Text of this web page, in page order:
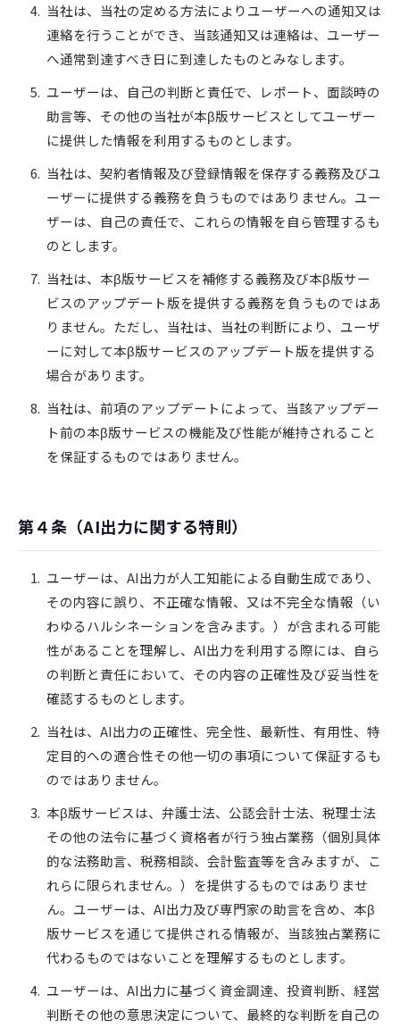
当社は、当社の定める方法によりユーザーへの通知又は
連絡を行うことができ、当該通知又は連絡は、ユーザー
へ通常到達すべき日に到達したものとみなします。
ユーザーは、自己の判断と責任で、レポート、面談時の
助言等、その他の当社が本β版サービスとしてユーザー
に提供した情報を利用するものとします。
当社は、契約者情報及び登録情報を保存する義務及びユ
ーザーに提供する義務を負うものではありません。ユー
ザーは、自己の責任で、これらの情報を自ら管理するも
のとします。
当社は、本β版サービスを補修する義務及び本β版サー
ビスのアップデート版を提供する義務を負うものではあ
りません。ただし、当社は、当社の判断により、ユーザ
ーに対して本β版サービスのアップデート版を提供する
場合があります。
当社は、前項のアップデートによって、当該アップデー
ト前の本β版サービスの機能及び性能が維持されること
を保証するものではありません。
第４条（AI出力に関する特則）
ユーザーは、AI出力が人工知能による自動生成であり、
その内容に誤り、不正確な情報、又は不完全な情報（い
わゆるハルシネーションを含みます。）が含まれる可能
性があることを理解し、AI出力を利用する際には、自ら
の判断と責任において、その内容の正確性及び妥当性を
確認するものとします。
当社は、AI出力の正確性、完全性、最新性、有用性、特
定目的への適合性その他一切の事項について保証するも
のではありません。
本β版サービスは、弁護士法、公認会計士法、税理士法
その他の法令に基づく資格者が行う独占業務（個別具体
的な法務助言、税務相談、会計監査等を含みますが、こ
れらに限られません。）を提供するものではありませ
ん。ユーザーは、AI出力及び専門家の助言を含め、本β
版サービスを通じて提供される情報が、当該独占業務に
代わるものではないことを理解するものとします。
ユーザーは、AI出力に基づく資金調達、投資判断、経営
判断その他の意思決定について、最終的な判断を自己の